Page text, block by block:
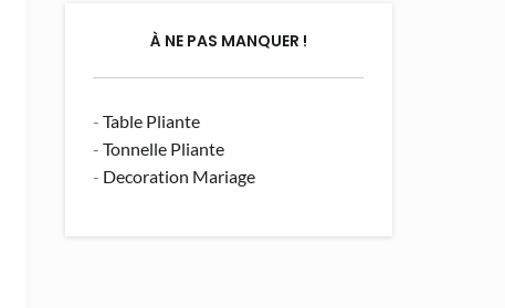
À NE PAS MANQUER !
-Table Pliante
-Tonnelle Pliante
- Decoration Mariage